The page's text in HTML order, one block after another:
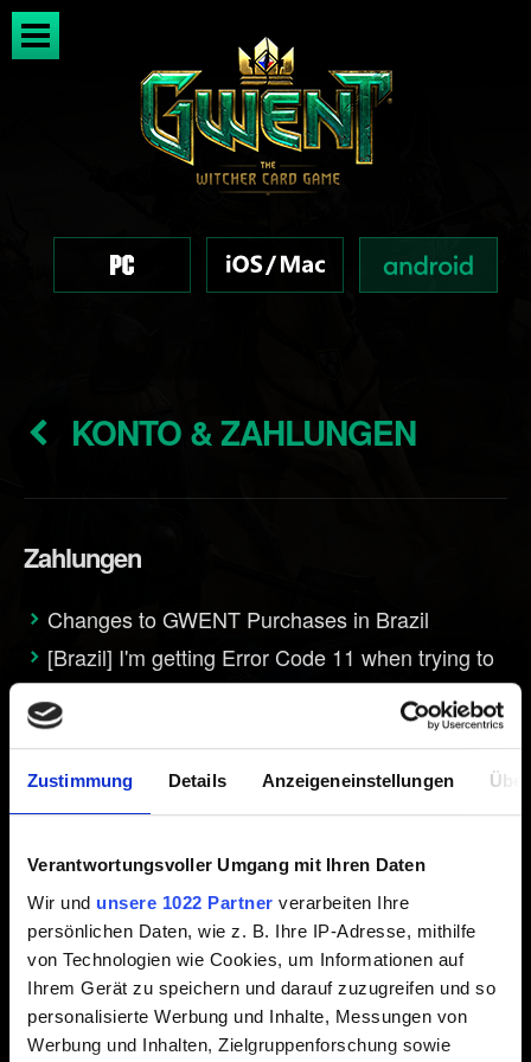
Zustimmung Details Anzeigeneinstellungen
Verantwortungsvoller Umgang mit Ihren Daten
Wir und unsere 1022 Partner verarbeiten Ihre
persönlichen Daten, wie z. B. Ihre IP-Adresse, mithilfe
von Technologien wie Cookies, um Informationen auf
Ihrem Gerät zu speichern und darauf zuzugreifen und so
personalisierte Werbung und Inhalte, Messungen von
Werbung und Inhalten, Zielgruppenforschung sowie
KONTO & ZAHLUNGEN
Zahlungen
Changes to GWENT Purchases in Brazil
[Brazil] I'm getting Error Code 11 when trying to
make a purchase on Steam / I'm unable to
purchase in-game content
die gekauften Gegenstände nicht erhalten
and Belarus until further notice
Konto
Wie ändere ich meinen Benutzernamen?